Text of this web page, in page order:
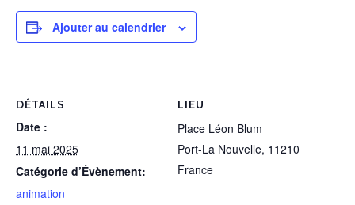
Ajouter au calendrier
DÉTAILS
Date :
11 mai 2025
Catégorie d’Évènement:
animation
LIEU
Place Léon Blum
Port-La Nouvelle, 11210
France